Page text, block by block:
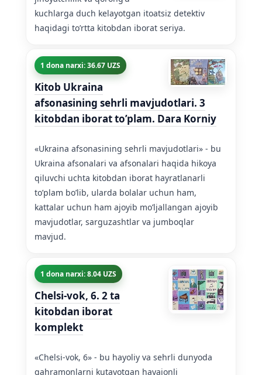
kuchlarga duch kelayotgan itoatsiz detektiv
haqidagi to’rtta kitobdan iborat seriya.
1 dona narxi: 36.67 UZS
Kitob Ukraina
afsonasining sehrli mavjudotlari. 3
kitobdan iborat to’plam. Dara Korniy
«Ukraina afsonasining sehrli mavjudotlari» - bu
Ukraina afsonalari va afsonalari haqida hikoya
qiluvchi uchta kitobdan iborat hayratlanarli
to’plam bo’lib, ularda bolalar uchun ham,
kattalar uchun ham ajoyib mo’ljallangan ajoyib
mavjudotlar, sarguzashtlar va jumboqlar
mavjud.
1 dona narxi: 8.04 UZS
Chelsi-vok, 6. 2 ta
kitobdan iborat
komplekt
«Chelsi-vok, 6» - bu hayoliy va sehrli dunyoda
qahramonlarni kutayotgan hayajonli